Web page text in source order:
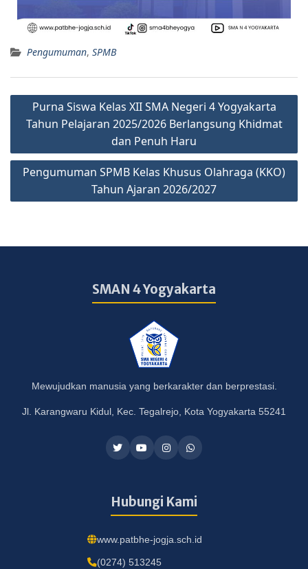
Pengumuman, SPMB
Purna Siswa Kelas XII SMA Negeri 4 Yogyakarta
Tahun Pelajaran 2025/2026 Berlangsung Khidmat
dan Penuh Haru
Pengumuman SPMB Kelas Khusus Olahraga (KKO)
Tahun Ajaran 2026/2027
SMAN 4 Yogyakarta
Mewujudkan manusia yang berkarakter dan berprestasi.
Jl. Karangwaru Kidul, Kec. Tegalrejo, Kota Yogyakarta 55241
Hubungi Kami
www.patbhe-jogja.sch.id
(0274) 513245